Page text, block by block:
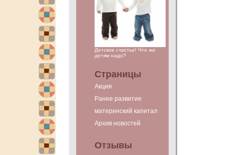
Детское счастье! Что же
детям надо?
Страницы
Акция
Ранее развитие
материнский капитал
Архив новостей
Отзывы